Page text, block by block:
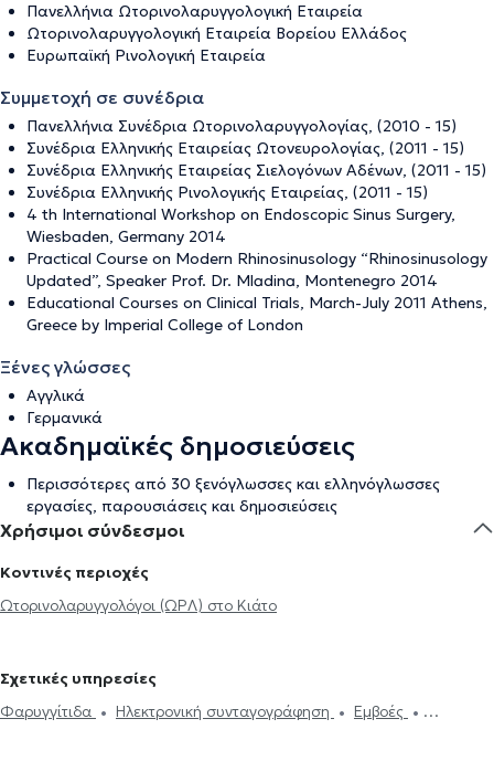
Πανελλήνια Ωτορινολαρυγγολογική Εταιρεία
Ωτορινολαρυγγολογική Εταιρεία Βορείου Ελλάδος
Ευρωπαϊκή Ρινολογική Εταιρεία
Συμμετοχή σε συνέδρια
Πανελλήνια Συνέδρια Ωτορινολαρυγγολογίας, (2010 - 15)
Συνέδρια Ελληνικής Εταιρείας Ωτονευρολογίας, (2011 - 15)
Συνέδρια Ελληνικής Εταιρείας Σιελογόνων Αδένων, (2011 - 15)
Συνέδρια Ελληνικής Ρινολογικής Εταιρείας, (2011 - 15)
4 th International Workshop on Endoscopic Sinus Surgery,
Wiesbaden, Germany 2014
Practical Course on Modern Rhinosinusology “Rhinosinusology
Updated”, Speaker Prof. Dr. Mladina, Montenegro 2014
Educational Courses on Clinical Trials, March-July 2011 Athens,
Greece by Imperial College of London
Ξένες γλώσσες
Αγγλικά
Γερμανικά
Ακαδημαϊκές δημοσιεύσεις
Περισσότερες από 30 ξενόγλωσσες και ελληνόγλωσσες
εργασίες, παρουσιάσεις και δημοσιεύσεις
Χρήσιμοι σύνδεσμοι
Κοντινές περιοχές
Ωτορινολαρυγγολόγοι (ΩΡΛ) στο Κιάτο
Σχετικές υπηρεσίες
Φαρυγγίτιδα
Ηλεκτρονική συνταγογράφηση
Εμβοές